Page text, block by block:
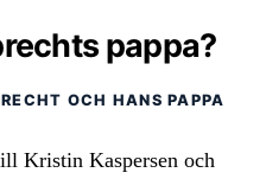
pappa?
OCH HANS PAPPA
Kristin Kaspersen och